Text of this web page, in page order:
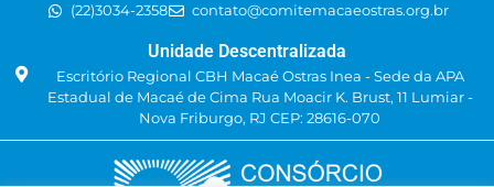
(22)3034-2358
contato@comitemacaeostras.org.br
Unidade Descentralizada
Escritório Regional CBH Macaé Ostras Inea - Sede da APA
Estadual de Macaé de Cima Rua Moacir K. Brust, 11 Lumiar -
Nova Friburgo, RJ CEP: 28616-070